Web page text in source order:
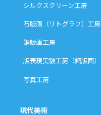
シルクスクリーン工房
石版画（リトグラフ）工房
銅版画工房
版表現実験工房（銅版画）
写真工房
現代美術